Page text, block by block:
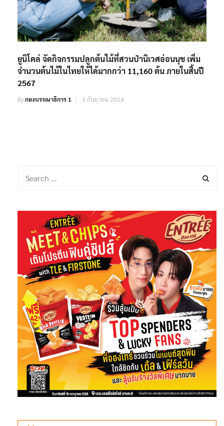
ยูนิโคล่ จัดกิจกรรมปลูกต้นไม้ที่สวนป่านิเวศอ่อนนุช เพิ่ม
จำนวนต้นไม้ในไทยให้ได้มากกว่า 11,160 ต้น ภายในสิ้นปี
2567
Byกองบรรณาธิการ 1 3 กันยายน 2024